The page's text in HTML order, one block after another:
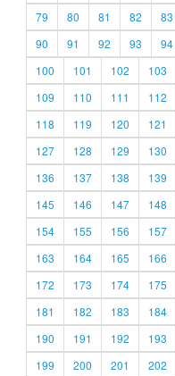
79
80 81 82 83
90
91 92 93 94
100
101 102 103
109
110 111 112
118
119 120 121
127
128 129 130
136
137 138 139
145
146 147 148
154
155 156 157
163
164 165 166
172
173 174 175
181
182 183 184
190
191 192 193
199
200 201 202